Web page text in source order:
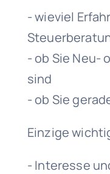
- wieviel
- ob Sie Neu-
sind
- ob Sie
Einzige
- Interesse